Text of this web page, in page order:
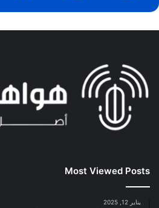
Most Viewed Posts
يناير 12, 2025